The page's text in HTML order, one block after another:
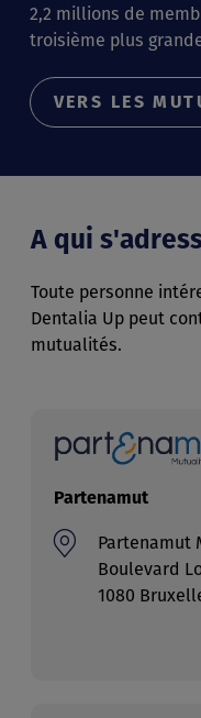
2,2 millions de
troisième plus
VERS LES
A qui
Toute personne
Dentalia Up peut
mutualités.
Partenamut
Partenamut
Boulevard
1080